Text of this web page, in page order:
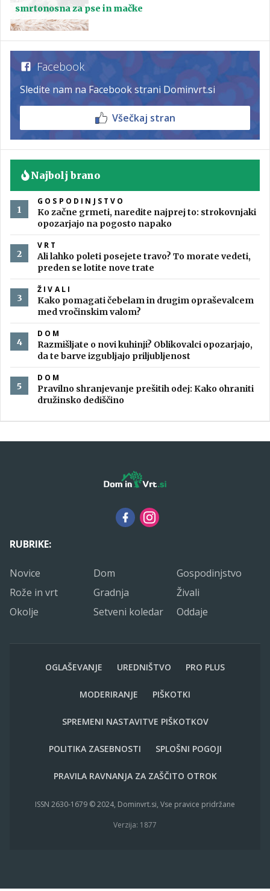
smrtonosna za pse in mačke
Facebook
Sledite nam na Facebook strani Dominvrt.si
Všečkaj stran
Najbolj brano
GOSPODINJSTVO
Ko začne grmeti, naredite najprej to: strokovnjaki
opozarjajo na pogosto napako
VRT
Ali lahko poleti posejete travo? To morate vedeti,
preden se lotite nove trate
ŽIVALI
Kako pomagati čebelam in drugim opraševalcem
med vročinskim valom?
DOM
Razmišljate o novi kuhinji? Oblikovalci opozarjajo,
da te barve izgubljajo priljubljenost
DOM
Pravilno shranjevanje prešitih odej: Kako ohraniti
družinsko dediščino
RUBRIKE:
Novice Dom
Gospodinjstvo
Rože in vrt
Gradnja
Živali
Okolje
Setveni koledar Oddaje
OGLAŠEVANJE UREDNIŠTVO PRO PLUS
MODERIRANJE PIŠKOTKI
SPREMENI NASTAVITVE PIŠKOTKOV
POLITIKA ZASEBNOSTI SPLOŠNI POGOJI
PRAVILA RAVNANJA ZA ZAŠČITO OTROK
ISSN 2630-1679 © 2024, Dominvrt.si, Vse pravice pridržane
Verzija: 1877